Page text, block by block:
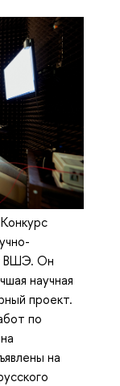
ВШЭ. Он
научная
проект.
по
на